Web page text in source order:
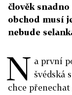
člověk
obchod musí
nebude
N a první
švédská
chce